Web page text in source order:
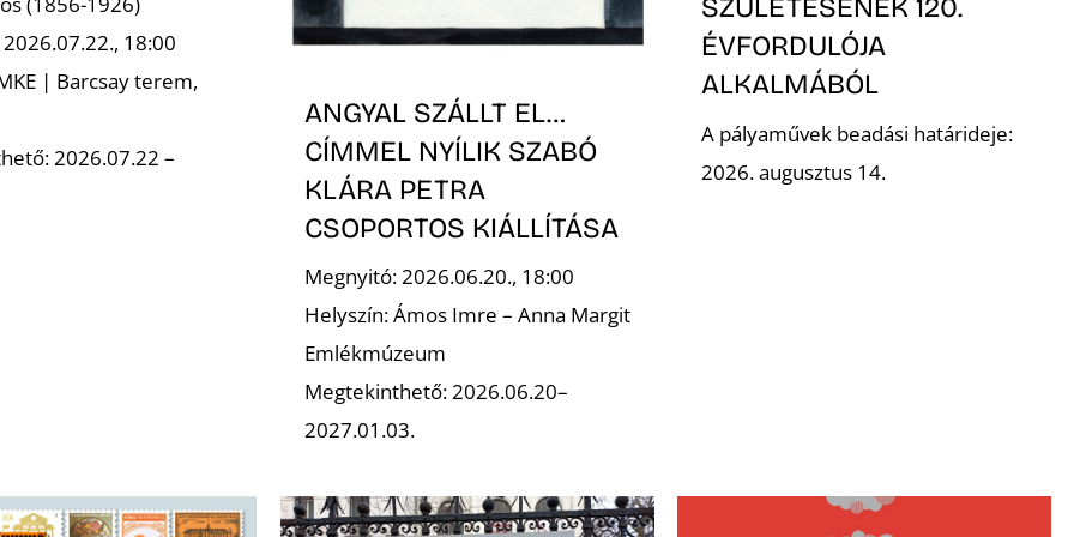
18:00
| Barcsay terem,
2026.07.22 –
ANGYAL SZÁLLT EL…
CÍMMEL NYÍLIK SZABÓ
KLÁRA PETRA
CSOPORTOS KIÁLLÍTÁSA
Megnyitó: 2026.06.20., 18:00
Helyszín: Ámos Imre – Anna Margit
Emlékmúzeum
Megtekinthető: 2026.06.20–
2027.01.03.
SZÜLETÉSÉNEK 120.
ÉVFORDULÓJA
ALKALMÁBÓL
A pályaművek beadási határideje:
2026. augusztus 14.